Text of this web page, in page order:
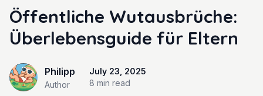
Öffentliche Wutausbrüche:
Überlebensguide für Eltern
Philipp
Author
July 23, 2025
8 min read